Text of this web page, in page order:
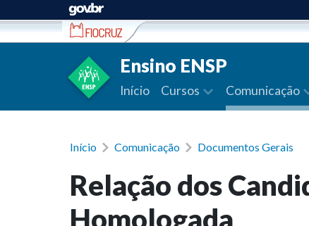
Ir para conteúdo
Ensino ENSP
Início Cursos Comunicação
Início Comunicação Documentos Gerais
Relação dos
Homologada